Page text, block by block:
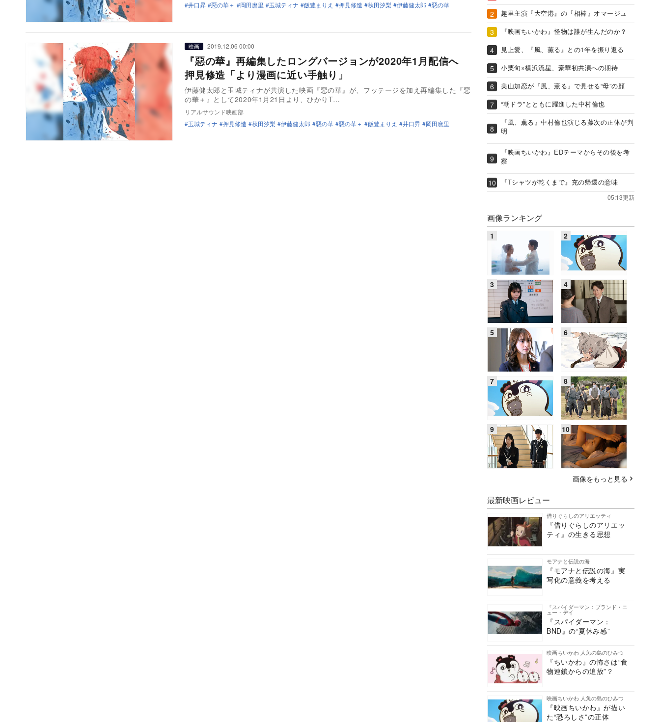
井口昇
惡の華＋ 岡田麿里 玉城ティナ 飯豊まりえ 押見修造 秋田汐梨 伊藤健太郎 惡の華
映画 2019.12.06 00:00
『惡の華』再編集したロングバージョンが2020年1月配信へ
押見修造「より漫画に近い手触り」
伊藤健太郎と玉城ティナが共演した映画『惡の華』が、フッテージを加え再編集した『惡
の華＋』として2020年1月21日より、ひかりT…
リアルサウンド映画部
玉城ティナ
押見修造 秋田汐梨 伊藤健太郎 惡の華 惡の華＋ 飯豊まりえ 井口昇 岡田麿里
趣里主演『大空港』の『相棒』オマージュ
『映画ちいかわ』怪物は誰が生んだのか？
見上愛、『風、薫る』との1年を振り返る
小栗旬×横浜流星、豪華初共演への期待
美山加恋が『風、薫る』で見せる“母”の顔
“朝ドラ”とともに躍進した中村倫也
『風、薫る』中村倫也演じる藤次の正体が判
明
『映画ちいかわ』EDテーマからその後を考
察
『Tシャツが乾くまで』充の帰還の意味
05:13更新
画像ランキング
画像をもっと見る
最新映画レビュー
借りぐらしのアリエッティ
『借りぐらしのアリエッ
ティ』の生きる思想
モアナと伝説の海
『モアナと伝説の海』実
写化の意義を考える
『スパイダーマン：ブランド・ニ
ュー・デイ
『スパイダーマン：
BND』の“夏休み感”
映画ちいかわ 人魚の島のひみつ
『ちいかわ』の怖さは“食
物連鎖からの追放”？
映画ちいかわ 人魚の島のひみつ
『映画ちいかわ』が描い
た“恐ろしさ”の正体